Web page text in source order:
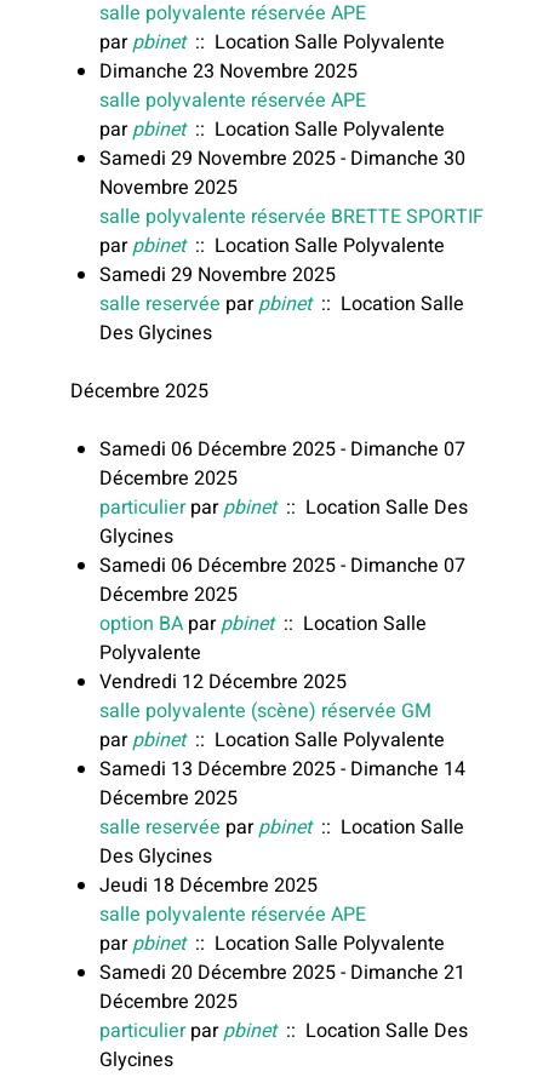
salle polyvalente réservée APE
parpbinet:: Location Salle Polyvalente
Dimanche 23 Novembre 2025
salle polyvalente réservée APE
parpbinet:: Location Salle Polyvalente
Samedi 29 Novembre 2025 - Dimanche 30
Novembre 2025
salle polyvalente réservée BRETTE SPORTIF
parpbinet:: Location Salle Polyvalente
Samedi 29 Novembre 2025
salle reservée parpbinet:: Location Salle
Des Glycines
Décembre 2025
Samedi 06 Décembre 2025 - Dimanche 07
Décembre 2025
particulierparpbinet:: Location Salle Des
Glycines
Samedi 06 Décembre 2025 - Dimanche 07
Décembre 2025
option BA parpbinet:: Location Salle
Polyvalente
Vendredi 12 Décembre 2025
salle polyvalente (scène) réservée GM
parpbinet:: Location Salle Polyvalente
Samedi 13 Décembre 2025 - Dimanche 14
Décembre 2025
salle reservée parpbinet:: Location Salle
Des Glycines
Jeudi 18 Décembre 2025
salle polyvalente réservée APE
parpbinet:: Location Salle Polyvalente
Samedi 20 Décembre 2025 - Dimanche 21
Décembre 2025
particulierparpbinet:: Location Salle Des
Glycines